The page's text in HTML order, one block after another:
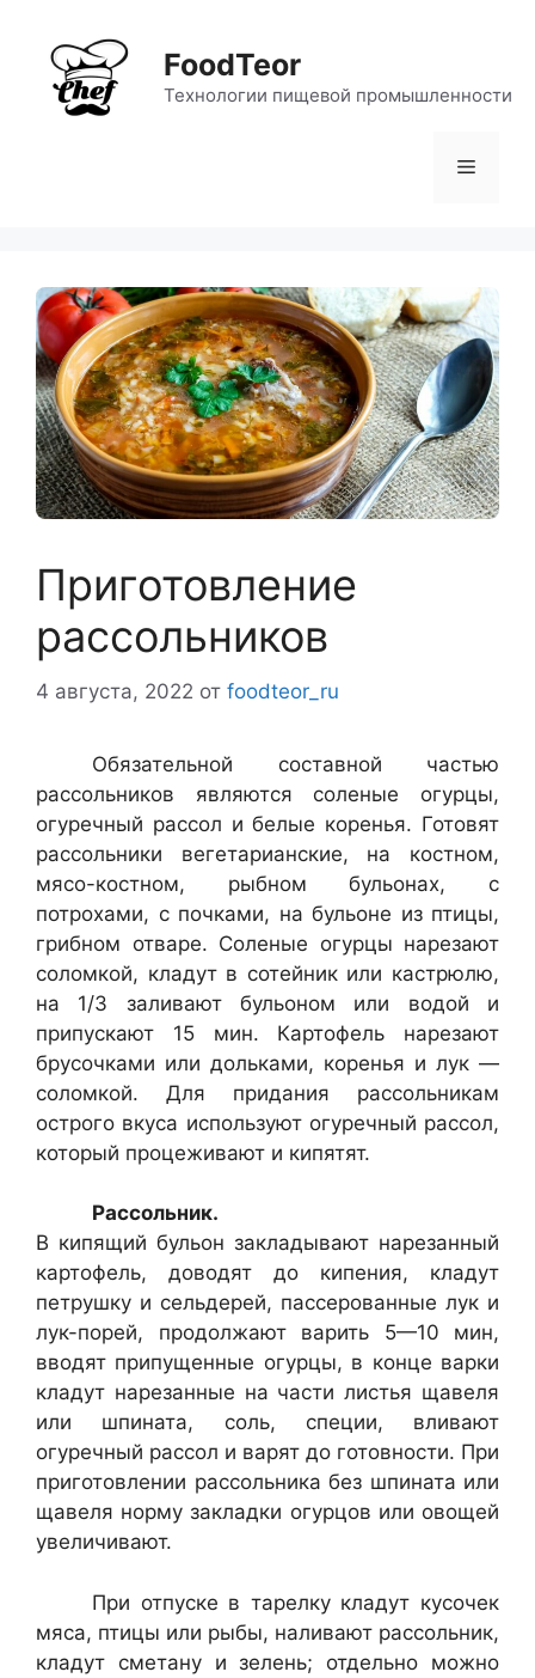
содержимому
FoodTeor
Технологии пищевой промышленности
Меню
Приготовление
рассольников
4 августа, 2022 от foodteor_ru
Обязательной составной частью
рассольников являются соленые огур­цы,
огуречный рассол и белые коренья. Готовят
рассольники вегетариан­ские, на костном,
мясо-костном, рыбном бульонах, с
потрохами, с почка­ми, на бульоне из птицы,
грибном отваре. Соленые огурцы нарезают
со­ломкой, кладут в сотейник или кастрюлю,
на 1/3 заливают бульоном или водой и
припускают 15 мин. Картофель нарезают
брусочками или доль­ками, коренья и лук —
соломкой. Для придания рассольникам
острого вкуса используют огуречный рассол,
который процеживают и кипятят.
Рассольник.
В кипящий бульон закладывают нарезанный
картофель, доводят до кипения, кладут
петрушку и сельдерей, пассерованные лук и
лук-порей, продолжают варить 5—10 мин,
вводят припущенные огур­цы, в конце варки
кладут нарезанные на части листья щавеля
или шпи­ната, соль, специи, вливают
огуречный рассол и варят до готовности. При
приготовлении рассольника без шпината или
щавеля норму зак­ладки огурцов или овощей
увеличивают.
При отпуске в тарелку кладут кусочек
мяса, птицы или рыбы, нали­вают рассольник,
кладут сметану и зелень; отдельно можно